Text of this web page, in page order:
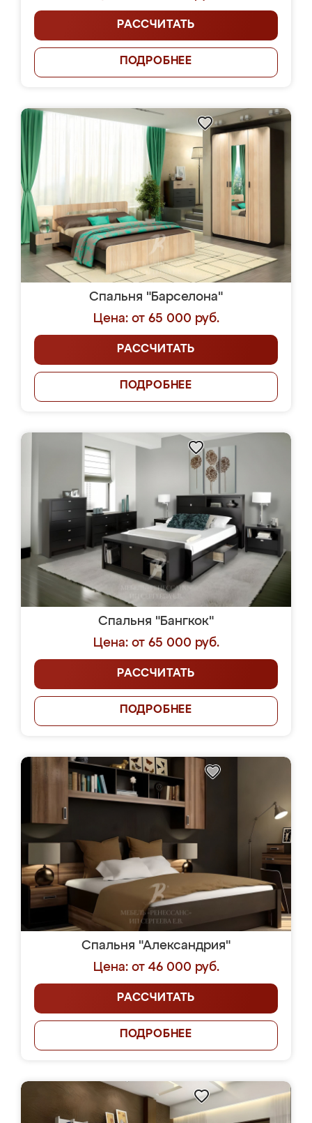
РАССЧИТАТЬ
ПОДРОБНЕЕ
Спальня "Барселона"
Цена: от 65 000 руб.
РАССЧИТАТЬ
ПОДРОБНЕЕ
Спальня "Бангкок"
Цена: от 65 000 руб.
РАССЧИТАТЬ
ПОДРОБНЕЕ
Спальня "Александрия"
Цена: от 46 000 руб.
РАССЧИТАТЬ
ПОДРОБНЕЕ